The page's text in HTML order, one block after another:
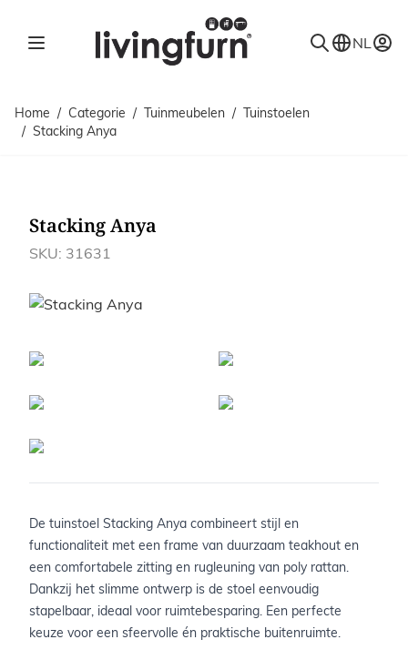
NL
Home / Categorie / Tuinmeubelen / Tuinstoelen
/ Stacking Anya
Stacking Anya
SKU: 31631
Afbeeldingen
De tuinstoel Stacking Anya combineert stijl en
functionaliteit met een frame van duurzaam teakhout en
een comfortabele zitting en rugleuning van poly rattan.
Dankzij het slimme ontwerp is de stoel eenvoudig
stapelbaar, ideaal voor ruimtebesparing. Een perfecte
keuze voor een sfeervolle én praktische buitenruimte.